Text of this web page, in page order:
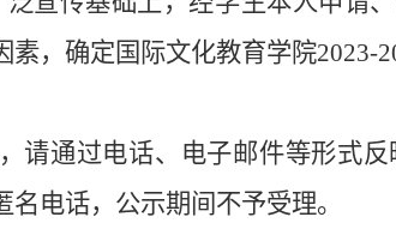
素，确定国际文化教育学院2023-
请通过电话、电子邮件等形式
电话，公示期间不予受理。